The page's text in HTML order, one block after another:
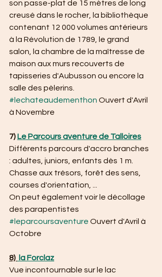
son passe-plat de 15 mètres de long
creusé dans le rocher, la bibliothèque
contenant 12 000 volumes antérieurs
à la Révolution de 1789, le grand
salon, la chambre de la maîtresse de
maison aux murs recouverts de
tapisseries d'Aubusson ou encore la
salle des pèlerins.
#lechateaudementhon Ouvert d'Avril
à Novembre
7) Le Parcours aventure de Talloires
Différents parcours d'accro branches
: adultes, juniors, enfants dès 1 m.
Chasse aux trésors, forêt des sens,
courses d'orientation, ...
On peut également voir le décollage
des parapentistes
#leparcoursaventure Ouvert d'Avril à
Octobre
8) la Forclaz
Vue incontournable sur le lac